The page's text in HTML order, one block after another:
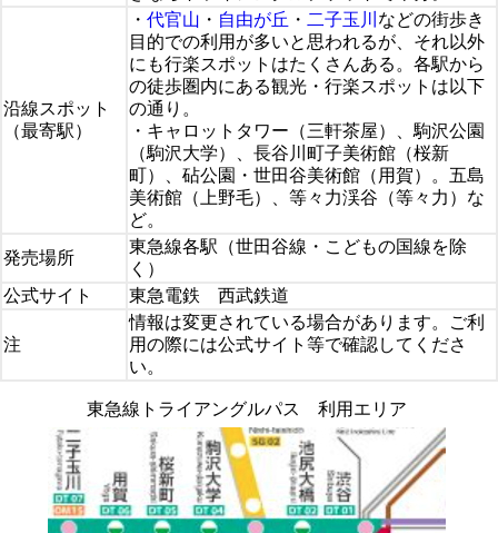
沿線スポット
（最寄駅）
・ 代官山 ・ 自由が丘 ・ 二子玉川 などの街歩き
目的での利用が多いと思われるが、それ以外
にも行楽スポットはたくさんある。各駅から
の徒歩圏内にある観光・行楽スポットは以下
の通り。
・キャロットタワー（三軒茶屋）、駒沢公園
（駒沢大学）、長谷川町子美術館（桜新
町）、砧公園・世田谷美術館（用賀）。五島
美術館（上野毛）、等々力渓谷（等々力）な
ど。
発売場所
東急線各駅（世田谷線・こどもの国線を除
く）
公式サイト
東急電鉄 西武鉄道
注
情報は変更されている場合があります。ご利
用の際には公式サイト等で確認してくださ
い。
東急線トライアングルパス 利用エリア